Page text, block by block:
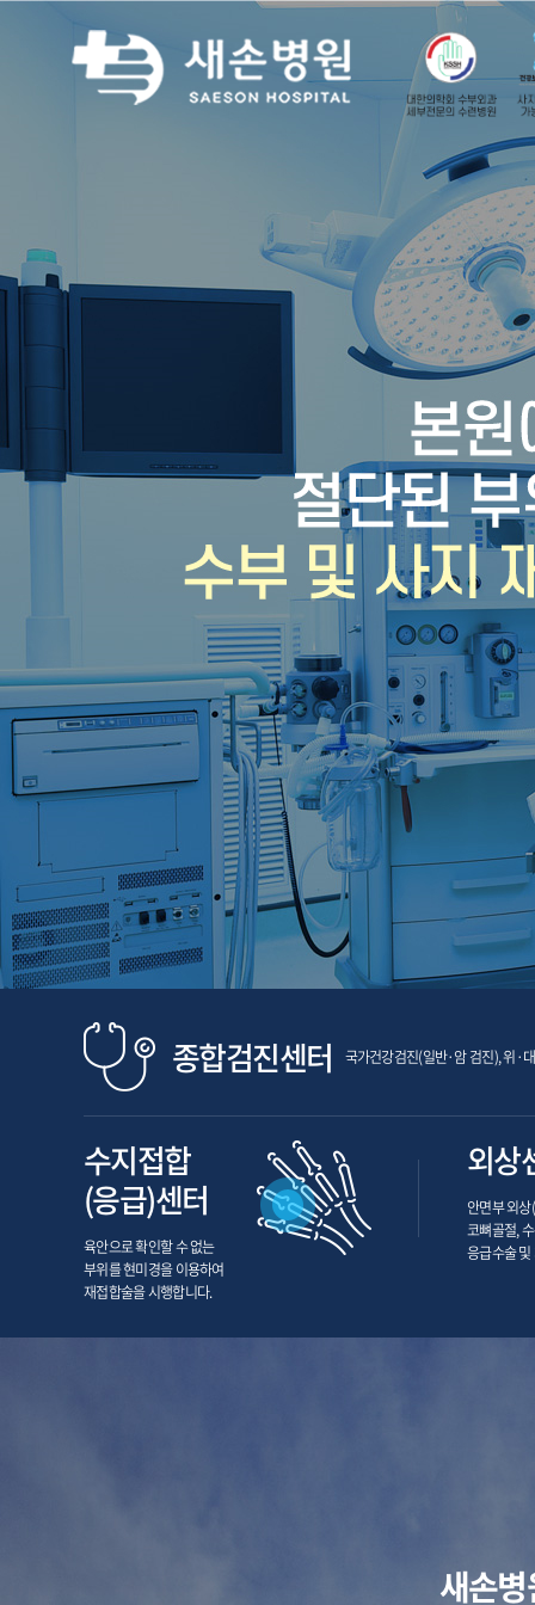
종합검진센터 국가건강검진(일반·암 검진), 위·
수지접합
(응급)센터
육안으로 확인할 수 없는
부위를 현미경을 이용하여
재접합술을 시행합니다.
외상
안면부 외
코뼈골절,
응급수술 및
새손